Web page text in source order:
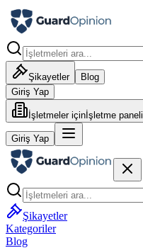
Şikayetler
Blog
Giriş Yap
İşletmeler için İşletme paneli
Giriş Yap
Şikayetler
Kategoriler
Blog